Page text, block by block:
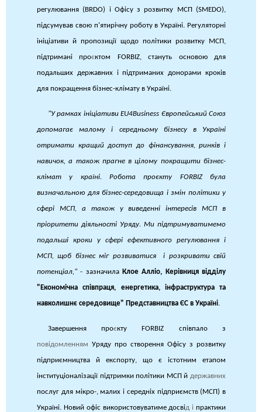
регулювання (BRDO) і Офісу з розвитку МСП (SMEDO),
підсумував свою п'ятирічну роботу в Україні. Регуляторні
ініціативи й пропозиції щодо політики розвитку МСП,
підтримані проєктом FORBIZ, стануть основою для
подальших державних і підтриманих донорами кроків
для покращення бізнес-клімату в Україні.
"У рамках ініціативи EU4Business Європейський Союз
допомагає малому і середньому бізнесу в Україні
отримати кращий доступ до фінансування, ринків і
навичок, а також прагне в цілому покращити бізнес-
клімат у країні. Робота проєкту FORBIZ була
визначальною для бізнес-середовища і змін політики у
сфері МСП, а також у виведенні інтересів МСП в
пріоритети діяльності Уряду. Ми підтримуватимемо
подальші кроки у сфері ефективного регулювання і
МСП, щоб бізнес міг розвиватися і розкривати свій
потенціал," - зазначила Клое Алліо, Керівниця відділу
"Економічна співпраця, енергетика, інфраструктура та
навколишнє середовище" Представництва ЄС в Україні.
Завершення проєкту FORBIZ співпало з
повідомленням Уряду про створення Офісу з розвитку
підприємництва й експорту, що є істотним етапом
інституціоналізації підтримки політики МСП й державних
послуг для мікро-, малих і середніх підприємств (МСП) в
Україні. Новий офіс використовуватиме досвід іпрактики